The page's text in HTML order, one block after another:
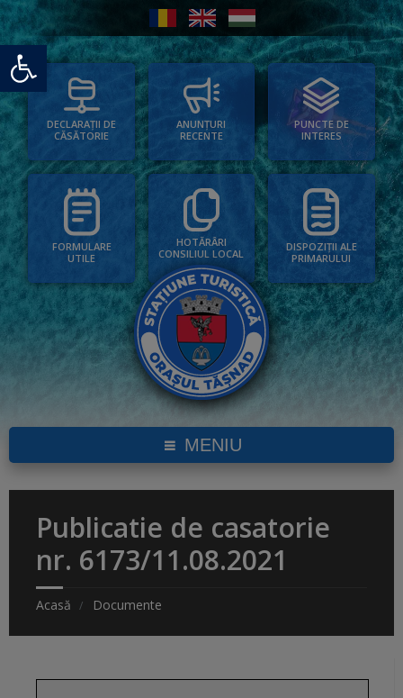
Deschide bara de unelte
DECLARAȚII DE
CĂSĂTORIE
ANUNȚURI
RECENTE
PUNCTE DE
INTERES
FORMULARE
UTILE
HOTĂRÂRI
CONSILIUL LOCAL
DISPOZIȚII ALE
PRIMARULUI
MENIU
Publicatie de casatorie
nr. 6173/11.08.2021
Acasă Documente